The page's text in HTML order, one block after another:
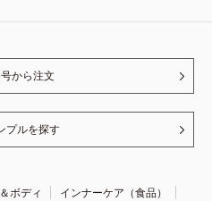
から注文
プルを探す
ボディ
インナーケア（食品）